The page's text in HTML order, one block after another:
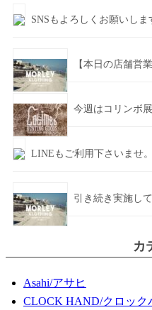
SNSもよろしくお願いしま
【本日の店舗営
今週はコリンボ
LINEもご利用下さいませ。
引き続き実施し
カ
Asahi/アサヒ
CLOCK HAND/クロック